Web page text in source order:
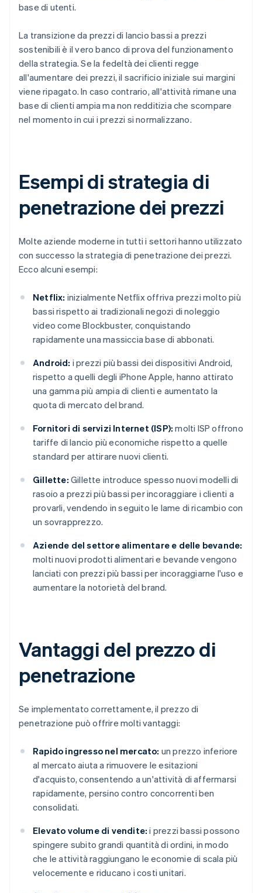
base di utenti.
La transizione da prezzi di lancio bassi a prezzi
sostenibili è il vero banco di prova del funzionamento
della strategia. Se la fedeltà dei clienti regge
all'aumentare dei prezzi, il sacrificio iniziale sui margini
viene ripagato. In caso contrario, all'attività rimane una
base di clienti ampia ma non redditizia che scompare
nel momento in cui i prezzi si normalizzano.
Esempi di strategia di
penetrazione dei prezzi
Molte aziende moderne in tutti i settori hanno utilizzato
con successo la strategia di penetrazione dei prezzi.
Ecco alcuni esempi:
Netflix: inizialmente Netflix offriva prezzi molto più
bassi rispetto ai tradizionali negozi di noleggio
video come Blockbuster, conquistando
rapidamente una massiccia base di abbonati.
Android: i prezzi più bassi dei dispositivi Android,
rispetto a quelli degli iPhone Apple, hanno attirato
una gamma più ampia di clienti e aumentato la
quota di mercato del brand.
Fornitori di servizi Internet (ISP): molti ISP offrono
tariffe di lancio più economiche rispetto a quelle
standard per attirare nuovi clienti.
Gillette: Gillette introduce spesso nuovi modelli di
rasoio a prezzi più bassi per incoraggiare i clienti a
provarli, vendendo in seguito le lame di ricambio con
un sovrapprezzo.
Aziende del settore alimentare e delle bevande:
molti nuovi prodotti alimentari e bevande vengono
lanciati con prezzi più bassi per incoraggiarne l'uso e
aumentare la notorietà del brand.
Vantaggi del prezzo di
penetrazione
Se implementato correttamente, il prezzo di
penetrazione può offrire molti vantaggi:
Rapido ingresso nel mercato: un prezzo inferiore
al mercato aiuta a rimuovere le esitazioni
d'acquisto, consentendo a un'attività di affermarsi
rapidamente, persino contro concorrenti ben
consolidati.
Elevato volume di vendite: i prezzi bassi possono
spingere subito grandi quantità di ordini, in modo
che le attività raggiungano le economie di scala più
velocemente e riducano i costi unitari.